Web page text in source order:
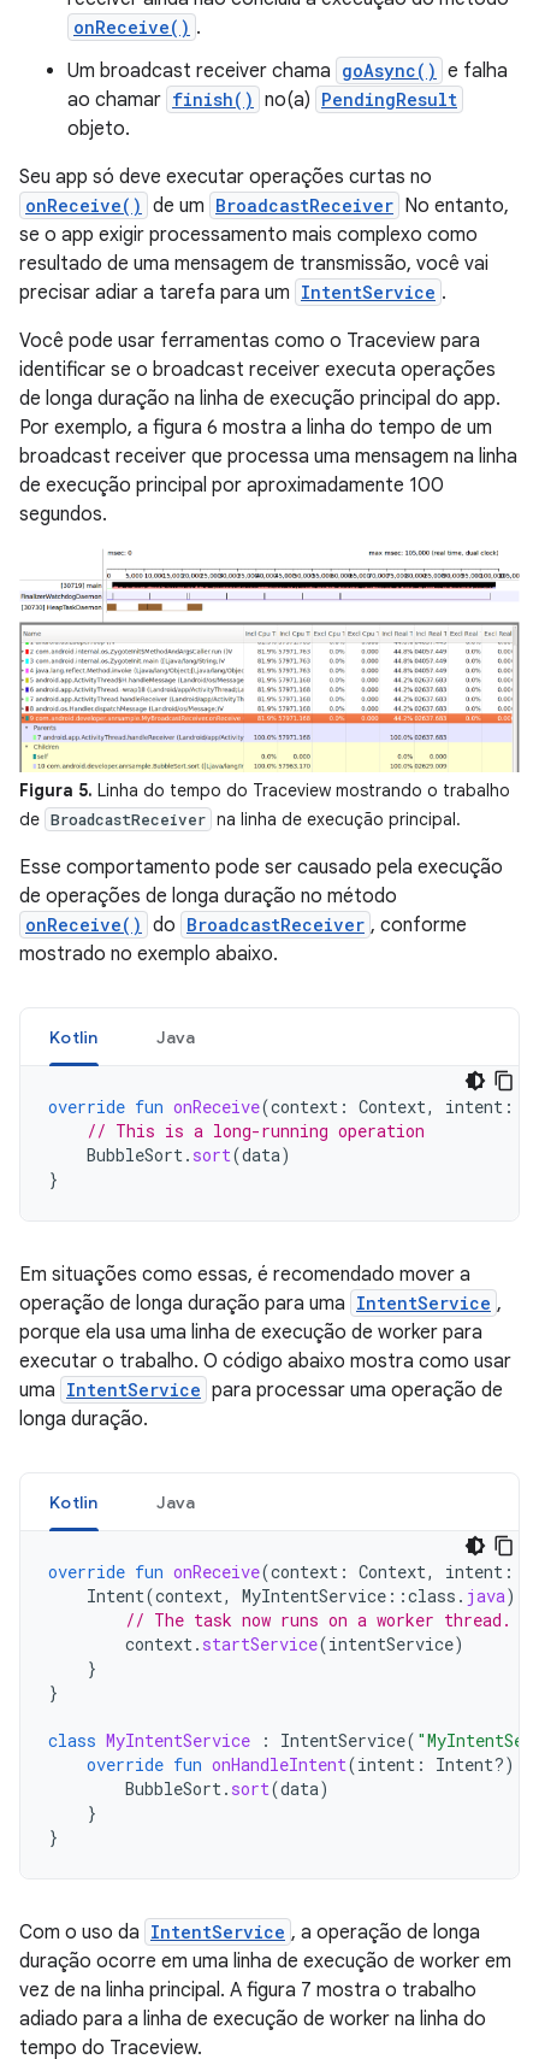
onReceive() .
Um broadcast receiver chama goAsync() e falha
ao chamar finish() no(a) PendingResult
objeto.
Seu app só deve executar operações curtas no
onReceive() de um BroadcastReceiver No entanto,
se o app exigir processamento mais complexo como
resultado de uma mensagem de transmissão, você vai
precisar adiar a tarefa para um IntentService .
Você pode usar ferramentas como o Traceview para
identificar se o broadcast receiver executa operações
de longa duração na linha de execução principal do app.
Por exemplo, a figura 6 mostra a linha do tempo de um
broadcast receiver que processa uma mensagem na linha
de execução principal por aproximadamente 100
segundos.
Figura 5. Linha do tempo do Traceview mostrando o trabalho
de BroadcastReceiver na linha de execução principal.
Esse comportamento pode ser causado pela execução
de operações de longa duração no método
onReceive() do BroadcastReceiver , conforme
mostrado no exemplo abaixo.
Kotlin Java
override fun onReceive(context : Context, intent :
// This is a long-running operation
BubbleSort. sort(data)
}
Em situações como essas, é recomendado mover a
operação de longa duração para uma IntentService ,
porque ela usa uma linha de execução de worker para
executar o trabalho. O código abaixo mostra como usar
uma IntentService para processar uma operação de
longa duração.
Kotlin Java
override fun onReceive(context : Context, intent :
Intent(context, MyIntentService ::class . java).
// The task now runs on a worker thread.
context. startService(intentService)
}
}
class MyIntentService : IntentService(
override fun onHandleIntent(intent : Intent?)
BubbleSort. sort(data)
}
}
Com o uso da IntentService , a operação de longa
duração ocorre em uma linha de execução de worker em
vez de na linha principal. A figura 7 mostra o trabalho
adiado para a linha de execução de worker na linha do
tempo do Traceview.